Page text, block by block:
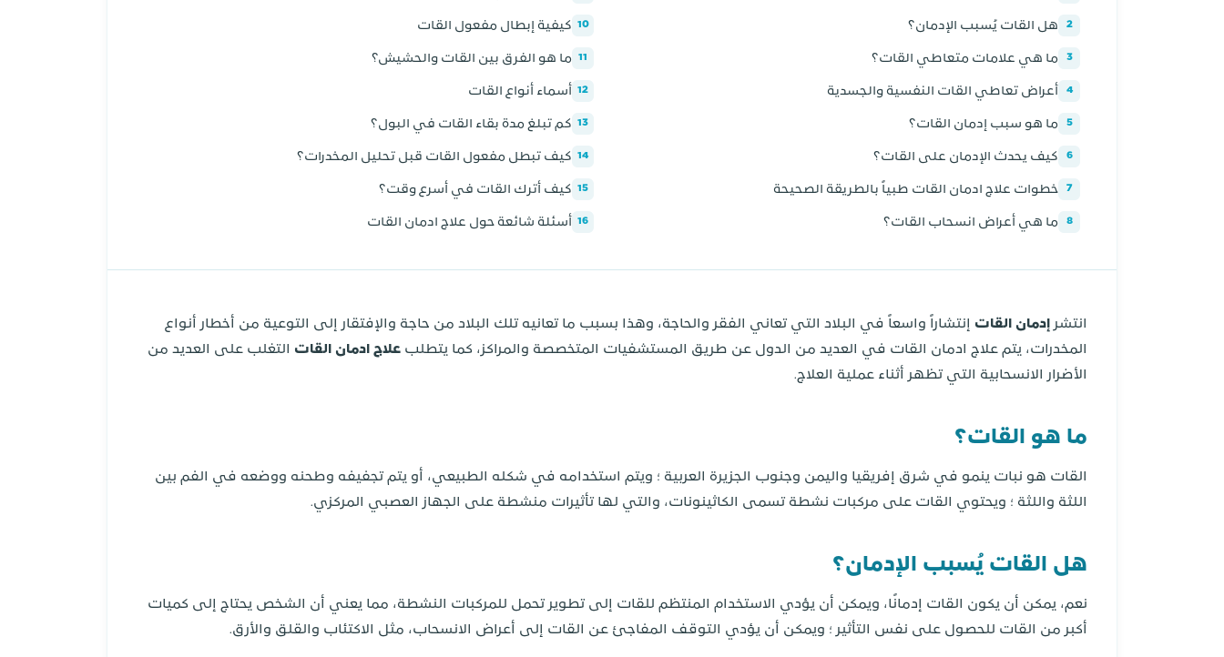
2 هل القات يُسبب الإدمان؟
3 ما هي علامات متعاطي القات؟
4 أعراض تعاطي القات النفسية والجسدية
5 ما هو سبب إدمان القات؟
6 كيف يحدث الإدمان على القات؟
7 خطوات علاج ادمان القات طبياً بالطريقة الصحيحة
8 ما هي أعراض انسحاب القات؟
10 كيفية إبطال مفعول القات
11 ما هو الفرق بين القات والحشيش؟
12 أسماء أنواع القات
13 كم تبلغ مدة بقاء القات في البول؟
14 كيف تبطل مفعول القات قبل تحليل المخدرات؟
15 كيف أترك القات في أسرع وقت؟
16 أسئلة شائعة حول علاج ادمان القات
انتشر إدمان القات إنتشاراً واسعاً في البلاد التي تعاني الفقر والحاجة، وهذا بسبب ما تعانيه تلك البلاد من حاجة والإفتقار إلى التوعية من أخطار أنواع
المخدرات، يتم علاج ادمان القات في العديد من الدول عن طريق المستشفيات المتخصصة والمراكز، كما يتطلب علاج ادمان القات التغلب على العديد من
الأضرار الانسحابية التي تظهر أثناء عملية العلاج.
ما هو القات؟
القات هو نبات ينمو في شرق إفريقيا واليمن وجنوب الجزيرة العربية ؛ ويتم استخدامه في شكله الطبيعي، أو يتم تجفيفه وطحنه ووضعه في الفم بين
اللثة واللثة ؛ ويحتوي القات على مركبات نشطة تسمى الكاثينونات، والتي لها تأثيرات منشطة على الجهاز العصبي المركزي.
هل القات يُسبب الإدمان؟
نعم، يمكن أن يكون القات إدمانًا، ويمكن أن يؤدي الاستخدام المنتظم للقات إلى تطوير تحمل للمركبات النشطة، مما يعني أن الشخص يحتاج إلى كميات
أكبر من القات للحصول على نفس التأثير ؛ ويمكن أن يؤدي التوقف المفاجئ عن القات إلى أعراض الانسحاب، مثل الاكتئاب والقلق والأرق.